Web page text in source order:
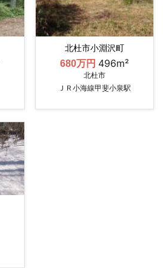
北杜市小淵沢町
680万円 496m²
北杜市
ＪＲ小海線甲斐小泉駅